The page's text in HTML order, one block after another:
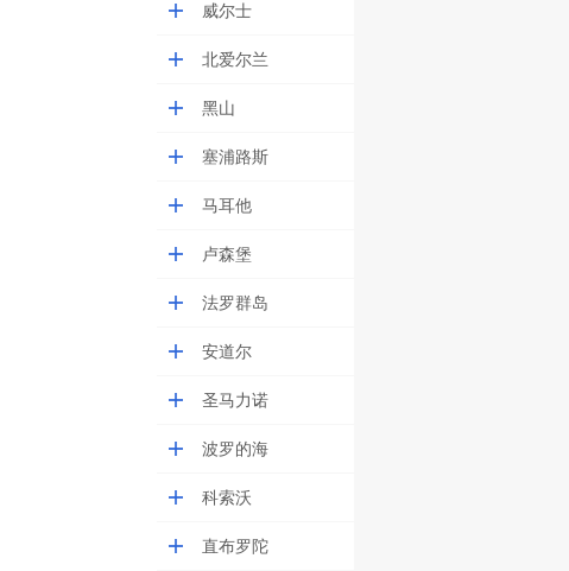
威尔士
北爱尔兰
黑山
塞浦路斯
马耳他
卢森堡
法罗群岛
安道尔
圣马力诺
波罗的海
科索沃
直布罗陀